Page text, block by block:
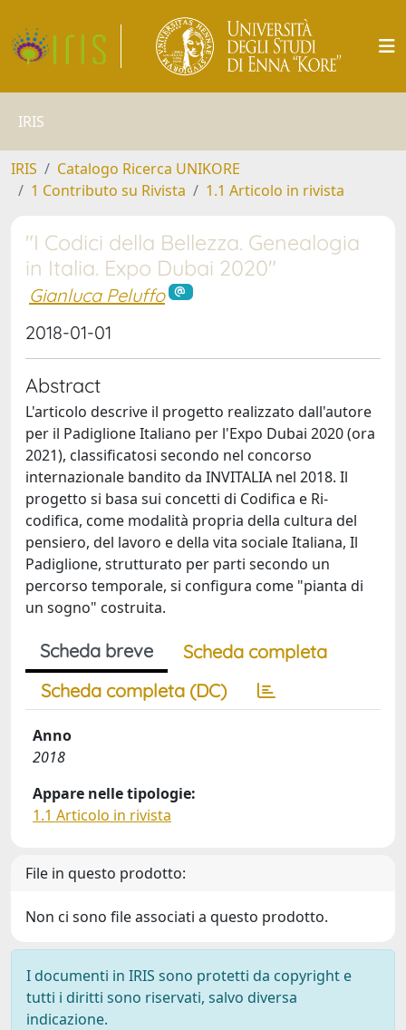
IRIS
IRIS
Catalogo Ricerca UNIKORE
1 Contributo su Rivista
1.1 Articolo in rivista
"I Codici della Bellezza. Genealogia
in Italia. Expo Dubai 2020"
Gianluca Peluffo
2018-01-01
Abstract
L'articolo descrive il progetto realizzato dall'autore
per il Padiglione Italiano per l'Expo Dubai 2020 (ora
2021), classificatosi secondo nel concorso
internazionale bandito da INVITALIA nel 2018. Il
progetto si basa sui concetti di Codifica e Ri-
codifica, come modalità propria della cultura del
pensiero, del lavoro e della vita sociale Italiana, Il
Padiglione, strutturato per parti secondo un
percorso temporale, si configura come "pianta di
un sogno" costruita.
Scheda breve
Scheda completa
Scheda completa (DC)
Anno
2018
Appare nelle tipologie:
1.1 Articolo in rivista
File in questo prodotto:
Non ci sono file associati a questo prodotto.
I documenti in IRIS sono protetti da copyright e
tutti i diritti sono riservati, salvo diversa
indicazione.